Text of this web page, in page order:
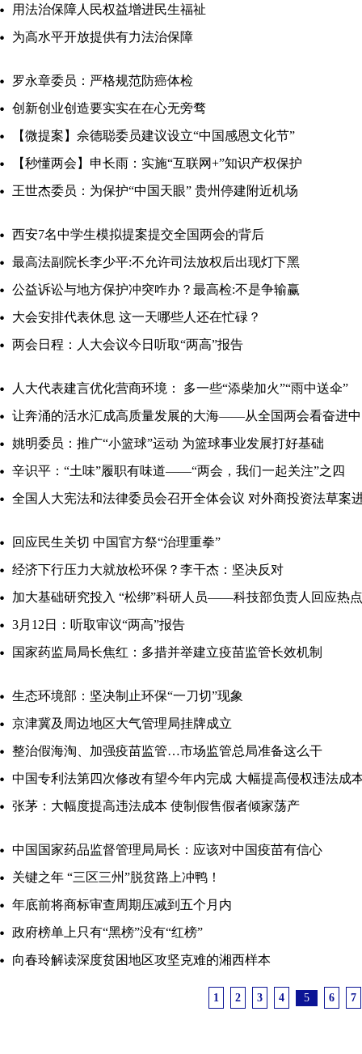
用法治保障人民权益增进民生福祉
为高水平开放提供有力法治保障
罗永章委员：严格规范防癌体检
创新创业创造要实实在在心无旁骛
【微提案】佘德聪委员建议设立“中国感恩文化节”
【秒懂两会】申长雨：实施“互联网+”知识产权保护
王世杰委员：为保护“中国天眼” 贵州停建附近机场
西安7名中学生模拟提案提交全国两会的背后
最高法副院长李少平:不允许司法放权后出现灯下黑
公益诉讼与地方保护冲突咋办？最高检:不是争输赢
大会安排代表休息 这一天哪些人还在忙碌？
两会日程：人大会议今日听取“两高”报告
人大代表建言优化营商环境： 多一些“添柴加火”“雨中送伞”
让奔涌的活水汇成高质量发展的大海——从全国两会看奋进
姚明委员：推广“小篮球”运动 为篮球事业发展打好基础
辛识平：“土味”履职有味道——“两会，我们一起关注”之四
全国人大宪法和法律委员会召开全体会议 对外商投资法草案
回应民生关切 中国官方祭“治理重拳”
经济下行压力大就放松环保？李干杰：坚决反对
加大基础研究投入 “松绑”科研人员——科技部负责人回应热
3月12日：听取审议“两高”报告
国家药监局局长焦红：多措并举建立疫苗监管长效机制
生态环境部：坚决制止环保“一刀切”现象
京津冀及周边地区大气管理局挂牌成立
整治假海淘、加强疫苗监管…市场监管总局准备这么干
中国专利法第四次修改有望今年内完成 大幅提高侵权违法成
张茅：大幅度提高违法成本 使制假售假者倾家荡产
中国国家药品监督管理局局长：应该对中国疫苗有信心
关键之年 “三区三州”脱贫路上冲鸭！
年底前将商标审查周期压减到五个月内
政府榜单上只有“黑榜”没有“红榜”
向春玲解读深度贫困地区攻坚克难的湘西样本
1 2 3 4 5 6 7